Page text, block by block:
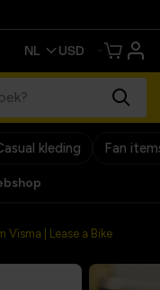
kleding Fan
| Lease a Bike